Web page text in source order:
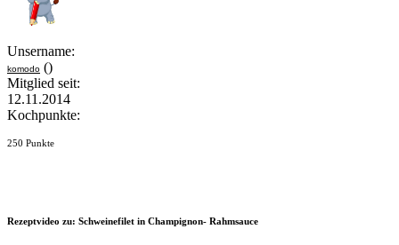
Unsername:
komodo ()
Mitglied seit:
12.11.2014
Kochpunkte:
250 Punkte
Rezeptvideo zu: Schweinefilet in Champignon- Rahmsauce